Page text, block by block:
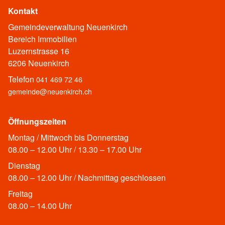
Kontakt
Gemeindeverwaltung Neuenkirch
Bereich Immobilien
Luzernstrasse 16
6206 Neuenkirch
Telefon 041 469 72 46
gemeinde@neuenkirch.ch
Öffnungszeiten
Montag / Mittwoch bis Donnerstag
08.00 – 12.00 Uhr / 13.30 – 17.00 Uhr
Dienstag
08.00 – 12.00 Uhr / Nachmittag geschlossen
Freitag
08.00 – 14.00 Uhr